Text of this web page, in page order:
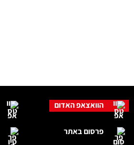
הוואצאפ האדום
פרסום באתר